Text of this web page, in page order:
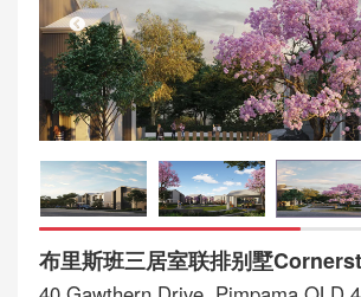
布里斯班三居室联排别墅